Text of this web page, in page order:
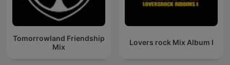
Tomorrowland Friendship
Mix
Lovers rock Mix Album I